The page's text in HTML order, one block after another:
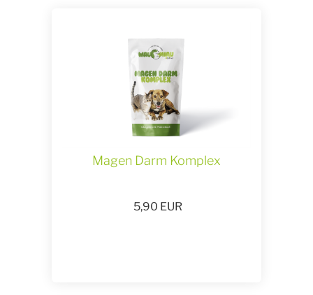
Magen Darm Komplex
5,90 EUR